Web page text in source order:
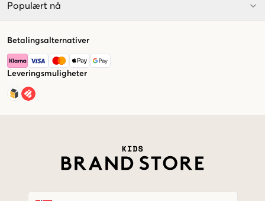
Populært nå
Betalingsalternativer
Leveringsmuligheter